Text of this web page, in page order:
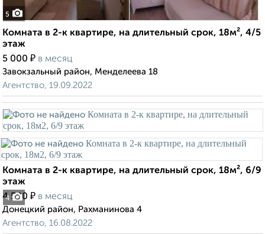
5
Комната в 2-к квартире, на длительный срок, 18м², 4/5
этаж
5 000 ₽ в месяц
Завокзальный район, Менделеева 18
Агентство, 19.09.2022
4
Комната в 2-к квартире, на длительный срок, 18м², 6/9
этаж
4 500 ₽ в месяц
Донецкий район, Рахманинова 4
Агентство, 16.08.2022